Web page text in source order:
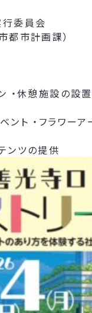
委員会
市計画課）
休憩施設の設置
ト ・フラワーア
ンツの提供